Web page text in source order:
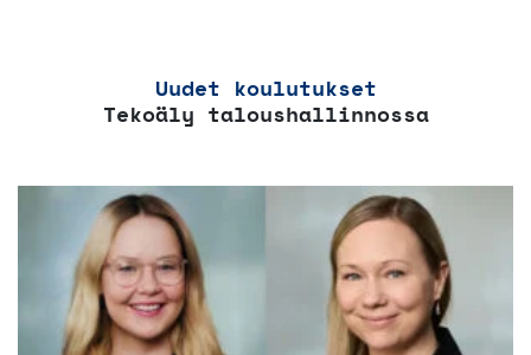
Uudet koulutukset
Tekoäly taloushallinnossa
tuotteella
useampi
muunnelma.